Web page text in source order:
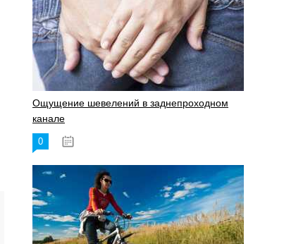
Ощущение шевелений в заднепроходном
канале
0